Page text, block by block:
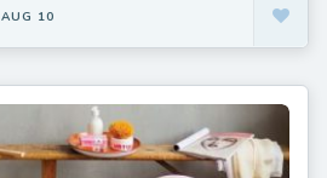
AUG 10